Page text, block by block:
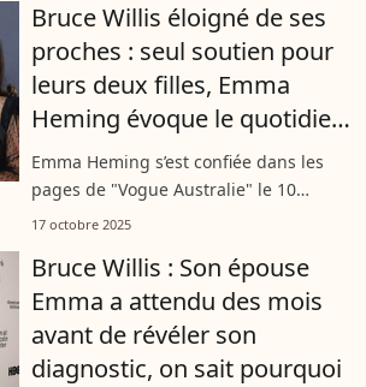
atteint de démence. Alors qu'il lutte...
Bruce Willis éloigné de ses
proches : seul soutien pour
leurs deux filles, Emma
Heming évoque le quotidien
sans son époux
Emma Heming s’est confiée dans les
pages de "Vogue Australie" le 10
octobre 2025. L'occasion pour l’épouse
confidences au sujet de la maladie de
l’acteur,...
17 octobre 2025
Bruce Willis : Son épouse
Emma a attendu des mois
avant de révéler son
diagnostic, on sait pourquoi